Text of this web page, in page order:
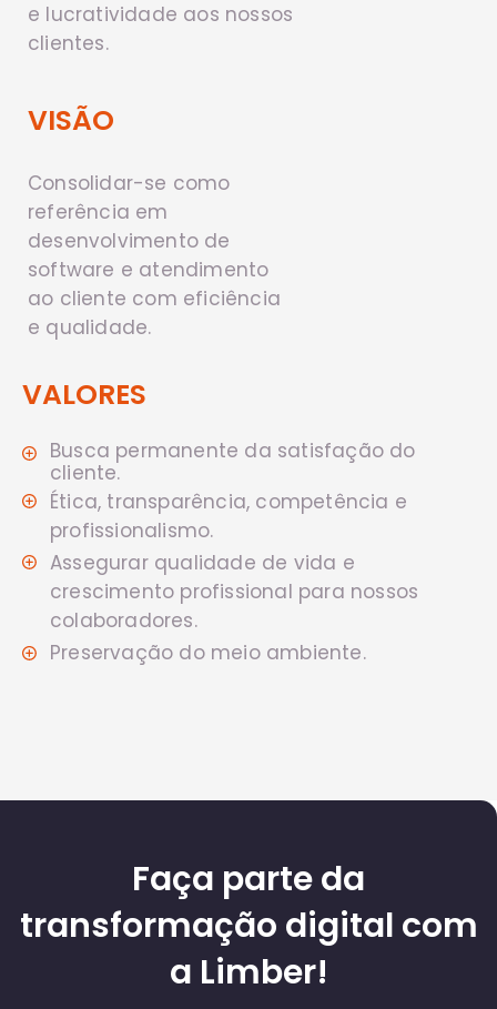
e lucratividade aos nossos
clientes.
VISÃO
Consolidar-se como
referência em
desenvolvimento de
software e atendimento
ao cliente com eficiência
e qualidade.
VALORES
Busca permanente da satisfação do
cliente.
Ética, transparência, competência e
profissionalismo.
Assegurar qualidade de vida e
crescimento profissional para nossos
colaboradores.
Preservação do meio ambiente.
Faça parte da
transformação digital com
a Limber!